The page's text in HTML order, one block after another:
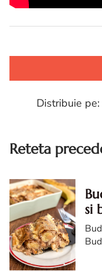
Distribuie pe:
Reteta
si